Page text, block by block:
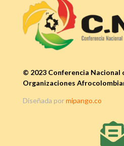
© 2023 Conferencia Nacional
Organizaciones
Diseñada pormipango.co